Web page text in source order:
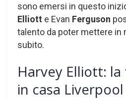
sono emersi in questo
Elliott e Evan Ferguson
talento da poter mettere in
subito.
Harvey Elliott:
in casa Liverpool